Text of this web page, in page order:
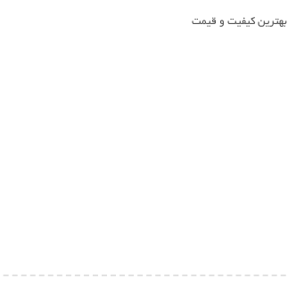
بهترین کیفیت و قیمت